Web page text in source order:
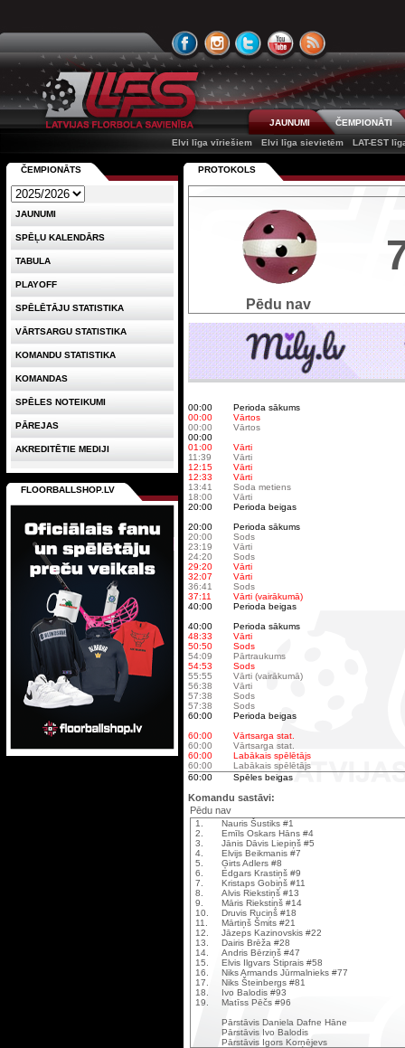
JAUNUMI
ČEMPIONĀTI
Elvi līga vīriešiem
Elvi līga sievietēm LAT-EST
PROTOKOLS
Pēdu nav
00:00
Perioda sākums
00:00
Vārtos
00:00
Vārtos
00:00
01:00
Vārti
11:39
Vārti
12:15
Vārti
12:33
Vārti
13:41
Soda metiens
18:00
Vārti
20:00
Perioda beigas
20:00
Perioda sākums
20:00
Sods
23:19
Vārti
24:20
Sods
29:20
Vārti
32:07
Vārti
36:41
Sods
37:11
Vārti (vairākumā)
40:00
Perioda beigas
40:00
Perioda sākums
48:33
Vārti
50:50
Sods
54:09
Pārtraukums
54:53
Sods
55:55
Vārti (vairākumā)
56:38
Vārti
57:38
Sods
57:38
Sods
60:00
Perioda beigas
60:00
Vārtsarga stat.
60:00
Vārtsarga stat.
60:00
Labākais spēlētājs
60:00
Labākais spēlētājs
60:00
Spēles beigas
Komandu sastāvi:
Pēdu nav
1.
Nauris Šustiks #1
2.
Emīls Oskars Hāns #4
3.
Jānis Dāvis Liepiņš #5
4.
Elvijs Beikmanis #7
5.
Ģirts Adlers #8
6.
Edgars Krastiņš #9
7.
Kristaps Gobiņš #11
8.
Alvis Riekstiņš #13
9.
Māris Riekstiņš #14
10.
Druvis Ruciņš #18
11.
Mārtiņš Šmits #21
12.
Jāzeps Kazinovskis #22
13.
Dairis Brēža #28
14.
Andris Bērziņš #47
15.
Elvis Ilgvars Stiprais #58
16.
Niks Armands Jūrmalnieks #77
17.
Niks Šteinbergs #81
18.
Ivo Balodis #93
19.
Matīss Pēčs #96
Pārstāvis Daniela Dafne Hāne
Pārstāvis Ivo Balodis
Pārstāvis Igors Korņējevs
ČEMPIONĀTS
JAUNUMI
SPĒĻU KALENDĀRS
TABULA
PLAYOFF
SPĒLĒTĀJU STATISTIKA
VĀRTSARGU STATISTIKA
KOMANDU STATISTIKA
KOMANDAS
SPĒLES NOTEIKUMI
PĀREJAS
AKREDITĒTIE MEDIJI
FLOORBALLSHOP.LV